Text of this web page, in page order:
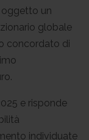
oggetto un
globale
concordato di
e risponde
individuate